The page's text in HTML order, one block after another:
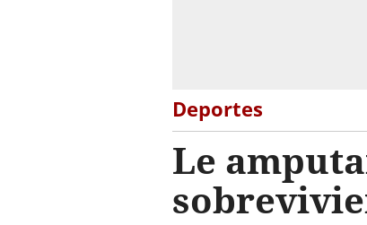
Deportes
Le